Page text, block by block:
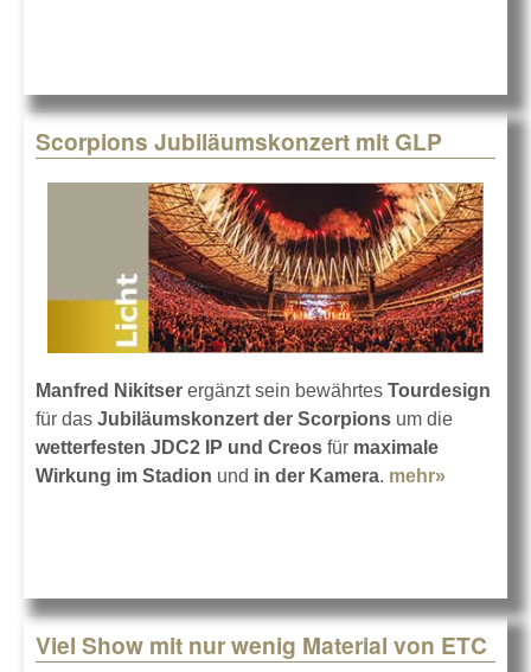
Scorpions Jubiläumskonzert mit GLP
Manfred Nikitser ergänzt sein bewährtes Tourdesign
für das Jubiläumskonzert der Scorpions um die
wetterfesten JDC2 IP und Creos für maximale
Wirkung im Stadion und in der Kamera. mehr»
Viel Show mit nur wenig Material von ETC